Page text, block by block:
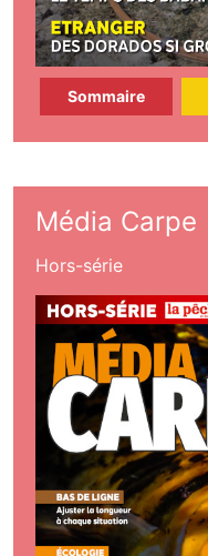
Sommaire
Média Carpe
Hors-série